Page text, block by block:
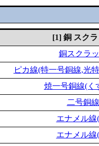
[1] 銅 スク
銅スクラ
ピカ線(特一号銅線,光
焼一号銅線(く
二号銅線
エナメル線
エナメル線